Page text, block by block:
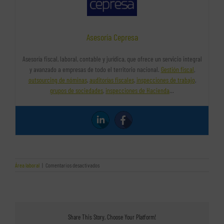
Asesoría Cepresa
Asesoría fiscal, laboral, contable y jurídica, que ofrece un servicio integral
y avanzado a empresas de todo el territorio nacional. Gestión fiscal,
outsourcing de nóminas,auditorías fiscales, inspecciones de trabajo,
grupos de sociedades, inspecciones de Hacienda…
Área laboral | Comentarios desactivadosen
pueden
Share This Story, Choose Your Platform!